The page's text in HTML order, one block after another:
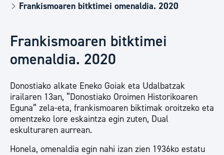
Frankismoaren bitktimei omenaldia. 2020
Frankismoaren bitktimei
omenaldia. 2020
Donostiako alkate Eneko Goiak eta Udalbatzak
irailaren 13an, “Donostiako Oroimen Historikoaren
Eguna” zela-eta, frankismoaren biktimak oroitzeko eta
omentzeko lore eskaintza egin zuten, Dual
eskulturaren aurrean.
Honela, omenaldia egin nahi izan zien 1936ko estatu